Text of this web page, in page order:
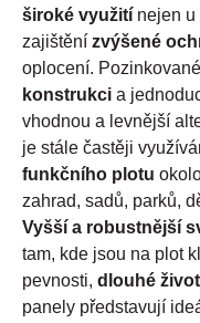
široké využití nejen u
zajištění zvýšené
oplocení. Pozinkované
konstrukci a
vhodnou a levnější
je stále častěji
funkčního plotu
zahrad, sadů, parků,
Vyšší a robustnější
tam, kde jsou na plot
pevnosti, dlouhé
panely představují